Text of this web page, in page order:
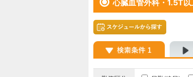
心臓血管外科・1.5T